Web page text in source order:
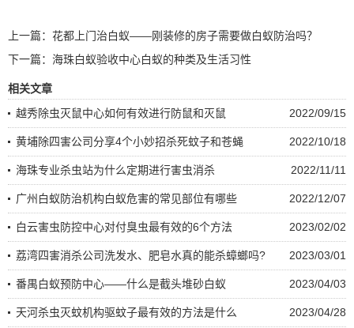
上一篇： 花都上门治白蚁——刚装修的房子需要做白蚁防治吗？
下一篇： 海珠白蚁验收中心白蚁的种类及生活习性
相关文章
2022/09/15
越秀除虫灭鼠中心如何有效进行防鼠和灭鼠
2022/10/18
黄埔除四害公司分享4个小妙招杀死蚊子和苍蝇
2022/11/11
海珠专业杀虫站为什么定期进行害虫消杀
2022/12/07
广州白蚁防治机构白蚁危害的常见部位有哪些
2023/02/02
白云害虫防控中心对付臭虫最有效的6个方法
2023/03/01
荔湾四害消杀公司洗发水、肥皂水真的能杀蟑螂吗?
2023/04/03
番禺白蚁预防中心——什么是截头堆砂白蚁
2023/04/28
天河杀虫灭蚊机构驱蚊子最有效的方法是什么